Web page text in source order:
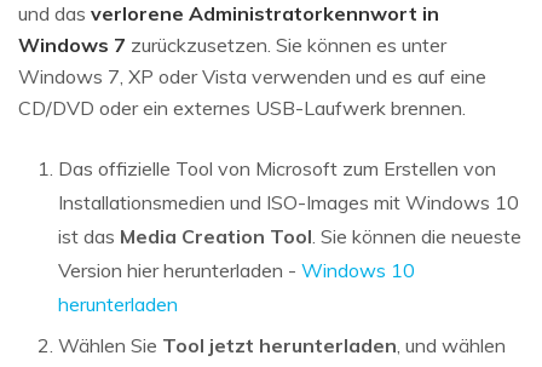
und das verlorene Administratorkennwort in
Windows 7 zurückzusetzen. Sie können es unter
Windows 7, XP oder Vista verwenden und es auf eine
CD/DVD oder ein externes USB-Laufwerk brennen.
Das offizielle Tool von Microsoft zum Erstellen von
Installationsmedien und ISO-Images mit Windows 10
ist das Media Creation Tool. Sie können die neueste
Version hier herunterladen - Windows 10
herunterladen
Wählen Sie Tool jetzt herunterladen, und wählen